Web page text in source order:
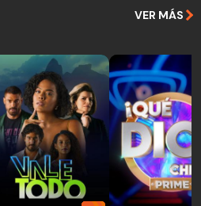
VER MÁS